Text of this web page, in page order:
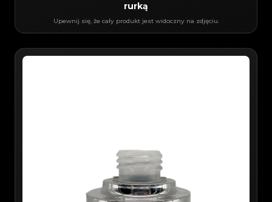
rurką
Upewnij się, że cały produkt jest widoczny na zdjęciu.